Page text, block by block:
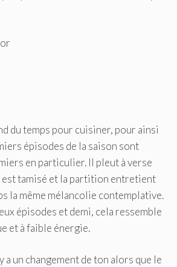
du temps pour cuisiner, pour ainsi
épisodes de la saison sont
en particulier. Il pleut à verse
tamisé et la partition entretient
la même mélancolie contemplative.
épisodes et demi, cela ressemble
et à faible énergie.
a un changement de ton alors que le